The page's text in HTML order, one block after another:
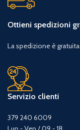
Ottieni spedizioni
La spedizione è
Servizio clienti
379 240 6009